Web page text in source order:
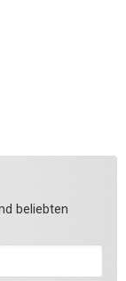
beliebten